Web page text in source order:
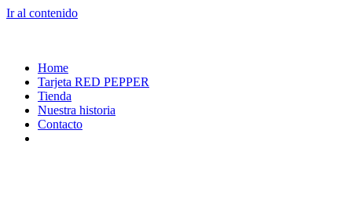
Ir al contenido
Home
Tarjeta RED PEPPER
Tienda
Nuestra historia
Contacto